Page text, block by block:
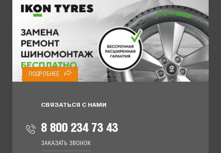
ПОДРОБНЕЕ
СВЯЗАТЬСЯ С НАМИ
8 800 234 73 43
ЗАКАЗАТЬ ЗВОНОК